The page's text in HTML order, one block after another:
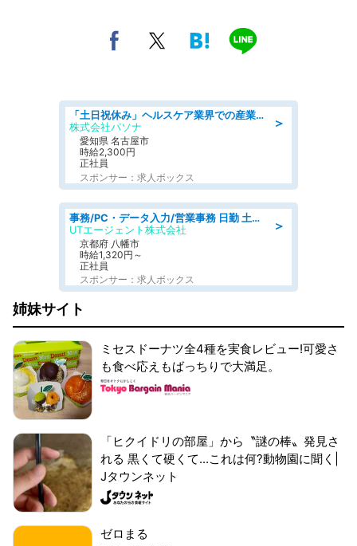
＞
「土日祝休み」ヘルスケア業界での産業保健師業務/看護師/高時給/未経験OK/要資格:正看護師
株式会社パソナ
愛知県 名古屋市
時給2,300円
正社員
スポンサー：求人ボックス
＞
事務/PC・データ入力/営業事務 日勤 土日祝休み オフィス家具の会社で一般事務
UTエージェント株式会社
京都府 八幡市
時給1,320円～
正社員
スポンサー：求人ボックス
姉妹サイト
ミセスドーナツ全4種を実食レビュー!可愛さ
も食べ応えもばっちりで大満足。
「ヒクイドリの部屋」から〝謎の棒〟発見さ
れる 黒くて硬くて...これは何?動物園に聞く|
Jタウンネット
ゼロまる